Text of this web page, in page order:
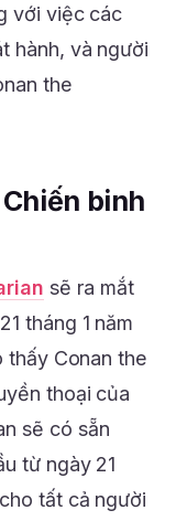
với việc các
hành, và người
the
binh
sẽ ra mắt
tháng 1 năm
Conan the
thoại của
sẽ có sẵn
từ ngày 21
tất cả người